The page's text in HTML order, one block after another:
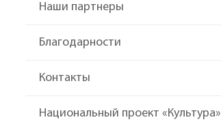
Наши партнеры
Благодарности
Контакты
Национальный проект «Культура»